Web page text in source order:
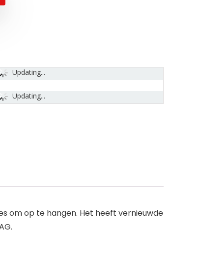
Updating...
Updating...
om op te hangen. Het heeft vernieuwde